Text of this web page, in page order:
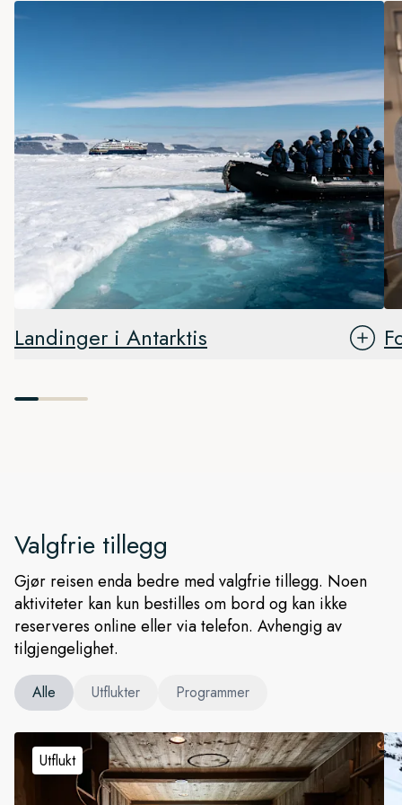
Landinger i Antarktis
Valgfrie tillegg
Gjør reisen enda bedre med valgfrie tillegg. Noen
aktiviteter kan kun bestilles om bord og kan ikke
reserveres online eller via telefon. Avhengig av
tilgjengelighet.
Alle Utflukter Programmer
Utflukt